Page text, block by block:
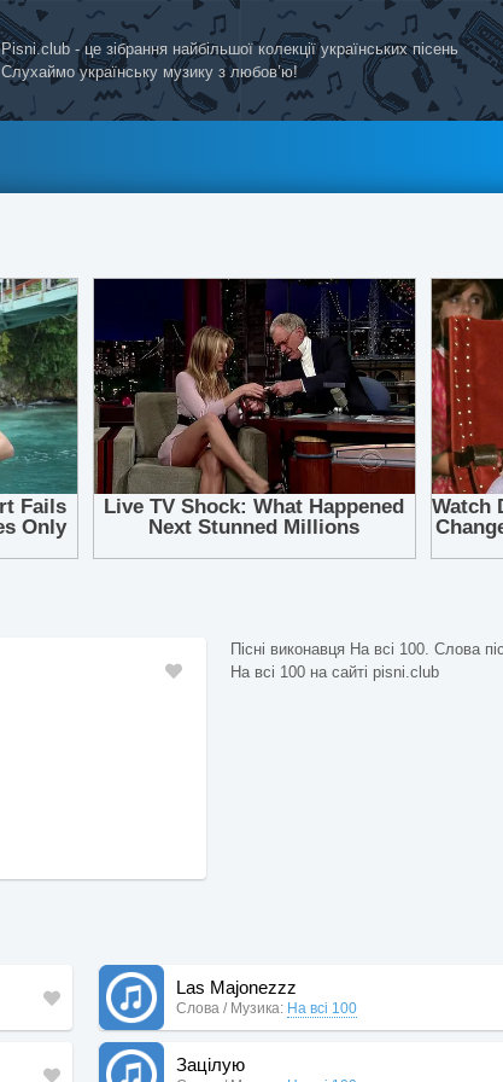
Pisni.club - це зібрання найбільшої колекції українських пісень
Слухаймо українську музику з любов’ю!
Пісні виконавця На всі 100. Слова
На всі 100 на сайті pisni.club
Las Majonezzz
Слова / Музика: На всі 100
Зацілую